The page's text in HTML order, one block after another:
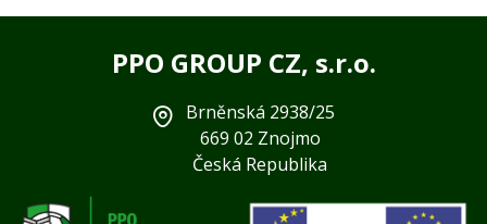
PPO GROUP CZ, s.r.o.
Brněnská 2938/25
669 02 Znojmo
Česká Republika